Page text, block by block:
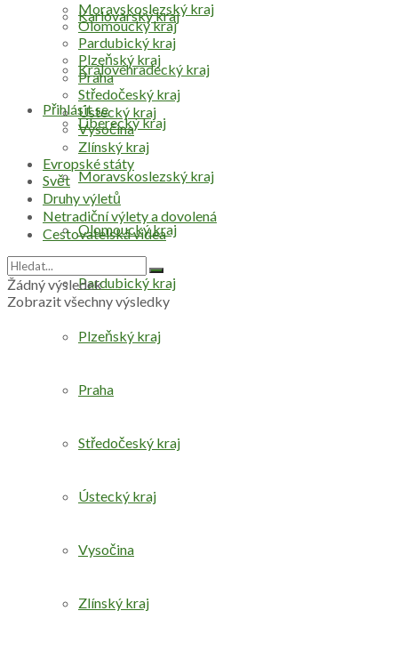
Přihlásit se
Karlovarský kraj
Královéhradecký kraj
Liberecký kraj
Moravskoslezský kraj
Olomoucký kraj
Pardubický kraj
Plzeňský kraj
Praha
Středočeský kraj
Ústecký kraj
Vysočina
Zlínský kraj
Moravskoslezský kraj
Olomoucký kraj
Pardubický kraj
Plzeňský kraj
Praha
Středočeský kraj
Ústecký kraj
Vysočina
Zlínský kraj
Evropské státy
Svět
Druhy výletů
Netradiční výlety a dovolená
Cestovatelská videa
Žádný výsledek
Zobrazit všechny výsledky